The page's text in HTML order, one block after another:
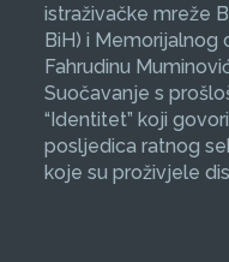
istraživačke mreže
BiH) i Memorijalnog
Fahrudinu
Suočavanje s
“Identitet” koji
posljedica ratnog
koje su proživjele